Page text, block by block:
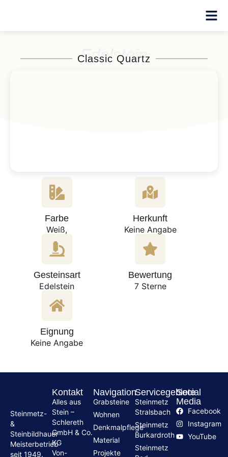
Edelstein
Classic Quartz
Farbe
Weiß,
Herkunft
Keine Angabe
Gesteinsart
Edelstein
Bewertung
7 Sterne
Eignung
Keine Angabe
Steinmetz-
&
Steinbildhauer
Meisterbetrieb
seit 1949.
Kontakt
Alles aus
Stein –
Schlereth
GmbH & Co.
KG
Von-
Navigation
Grabsteine
Wohnen
Denkmalpflege
Material
Projekte
Servicegebiete
Steinmetz
Stralsbach
Steinmetz
Burkardroth
Steinmetz
Social
Media
Facebook
Instagram
YouTube